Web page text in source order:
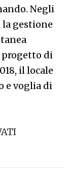
Negli
gestione
progetto di
il locale
e voglia di